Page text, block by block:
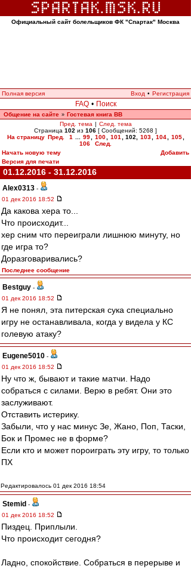
Официальный сайт болельщиков ФК "Спартак" Москва
Полная версия Вход • Регистрация
FAQ • Поиск
Общение на сайте » Гостевая книга ВВ
Пред. тема | След. тема
Страница 102 из 106 [ Сообщений: 5268 ]
На страницу Пред. 1 99 100 101 102 103 104 105
106
След.
Начать новую тему
Добавить
Версия для печати
01.12.2016 - 31.12.2016
Alex0313 -
01 дек 2016 18:52
Да какова хера то...
Что происходит...
хер сним что переиграли лишнюю минуту, но
где игра то?
Доразговаривались?
Последнее сообщение
Bestguy -
01 дек 2016 18:52
Я не понял, эта питерская сука специально
игру не останавливала, когда у видела у КС
голевую атаку?
Eugene5010 -
01 дек 2016 18:52
Ну что ж, бывают и такие матчи. Надо
собраться с силами. Верю в ребят. Они это
заслуживают.
Отставить истерику.
Забыли, что у нас минус Зе, Жано, Поп, Таски,
Бок и Промес не в форме?
Если кто и может пороиграть эту игру, то только
ПХ
Редактировалось 01 дек 2016 18:54
Stemid -
01 дек 2016 18:52
Пиздец. Приплыли.
Что происходит сегодня?
Ладно, спокойствие. Собраться в перерыве и